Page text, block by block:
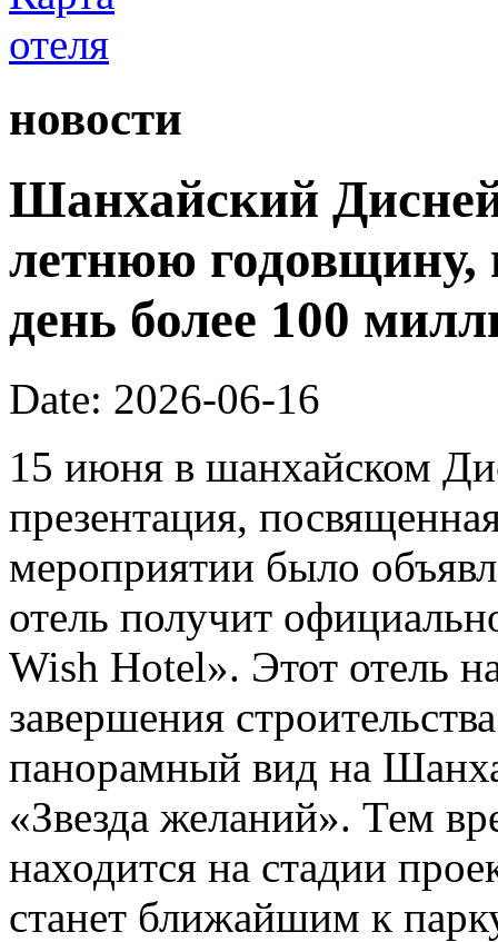
новости
Шанхайский
летнюю годовщину,
день более 100
Date: 2026-06-16
15 июня в шанхайском
презентация,
мероприятии было
отель получит
Wish Hotel». Этот отель
завершения
панорамный вид на
«Звезда желаний». Тем
находится на стадии
станет ближайшим к